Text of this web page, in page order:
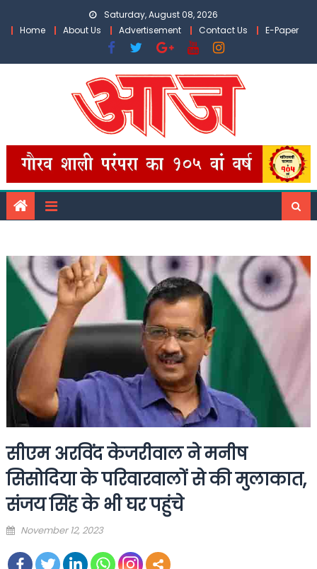
Saturday, August 08, 2026
Home
About Us Advertisement Contact Us E-Paper
सीएम अरविंद केजरीवाल ने मनीष
सिसोदिया के परिवारवालों से की मुलाकात,
संजय सिंह के भी घर पहुंचे
Posted
November 12, 2023